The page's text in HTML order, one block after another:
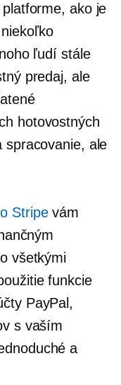
ako je
ľudí stále
predaj, ale
hotovostných
ale
Stripevám
všetkými
funkcie
PayPal,
s vaším
a